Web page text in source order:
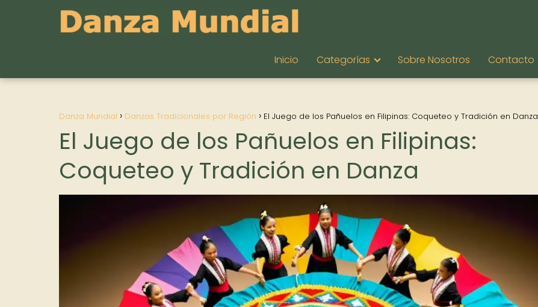
Inicio Categorías Sobre Nosotros Contacto
Danza Mundial Danzas Tradicionales por Región El Juego de los Pañuelos en Filipinas: Coqueteo y Tradición en Danza
El Juego de los Pañuelos en Filipinas:
Coqueteo y Tradición en Danza